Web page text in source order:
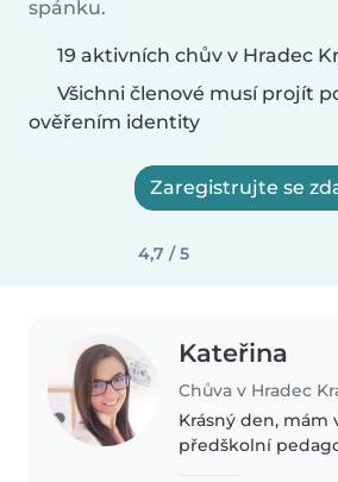
spánku.
19 aktivních chův v Hradec
Všichni členové musí projít
ověřením identity
Zaregistrujte se
4,7 / 5
Kateřina
Chůva v Hradec
Krásný den, mám vystudovanou
předškolní